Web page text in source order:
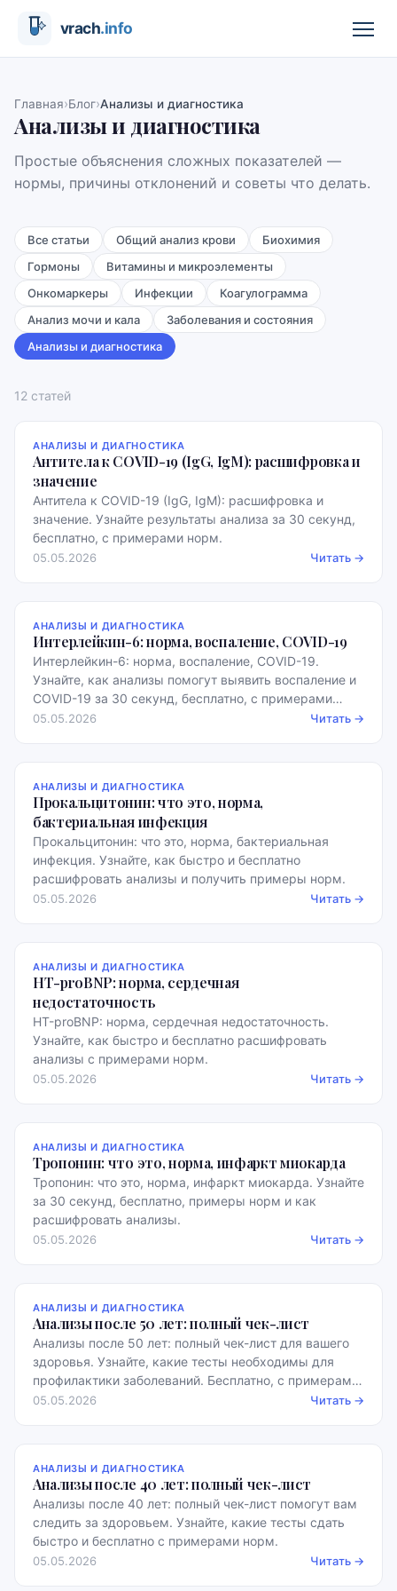
Главная›Блог›Анализы и диагностика
Анализы и диагностика
Простые объяснения сложных показателей —
нормы, причины отклонений и советы что делать.
Все статьи Общий анализ крови
Биохимия
Гормоны
Витамины и микроэлементы
Онкомаркеры
Инфекции
Коагулограмма
Анализ мочи и кала
Заболевания и состояния
Анализы и диагностика
12 статей
АНАЛИЗЫ И ДИАГНОСТИКА
Антитела к COVID-19 (IgG, IgM): расшифровка и
значение
Антитела к COVID-19 (IgG, IgM): расшифровка и
значение. Узнайте результаты анализа за 30 секунд,
бесплатно, с примерами норм.
05.05.2026 Читать →
АНАЛИЗЫ И ДИАГНОСТИКА
Интерлейкин-6: норма, воспаление, COVID-19
Интерлейкин-6: норма, воспаление, COVID-19.
Узнайте, как анализы помогут выявить воспаление и
COVID-19 за 30 секунд, бесплатно, с примерами
норм.
05.05.2026 Читать →
АНАЛИЗЫ И ДИАГНОСТИКА
Прокальцитонин: что это, норма,
бактериальная инфекция
Прокальцитонин: что это, норма, бактериальная
инфекция. Узнайте, как быстро и бесплатно
расшифровать анализы и получить примеры норм.
05.05.2026 Читать →
АНАЛИЗЫ И ДИАГНОСТИКА
НТ-proBNP: норма, сердечная
недостаточность
НТ-proBNP: норма, сердечная недостаточность.
Узнайте, как быстро и бесплатно расшифровать
анализы с примерами норм.
05.05.2026 Читать →
АНАЛИЗЫ И ДИАГНОСТИКА
Тропонин: что это, норма, инфаркт миокарда
Тропонин: что это, норма, инфаркт миокарда. Узнайте
за 30 секунд, бесплатно, примеры норм и как
расшифровать анализы.
05.05.2026 Читать →
АНАЛИЗЫ И ДИАГНОСТИКА
Анализы после 50 лет: полный чек-лист
Анализы после 50 лет: полный чек-лист для вашего
здоровья. Узнайте, какие тесты необходимы для
профилактики заболеваний. Бесплатно, с примерами
норм.
05.05.2026 Читать →
АНАЛИЗЫ И ДИАГНОСТИКА
Анализы после 40 лет: полный чек-лист
Анализы после 40 лет: полный чек-лист помогут вам
следить за здоровьем. Узнайте, какие тесты сдать
быстро и бесплатно с примерами норм.
05.05.2026 Читать →